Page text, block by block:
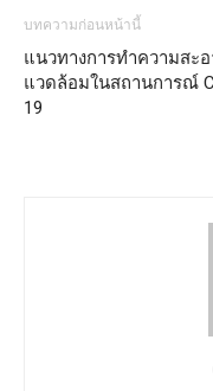
บทความก่อนหน้านี้
แนวทางการทำความสะ
แวดล้อมในสถานการณ์
19